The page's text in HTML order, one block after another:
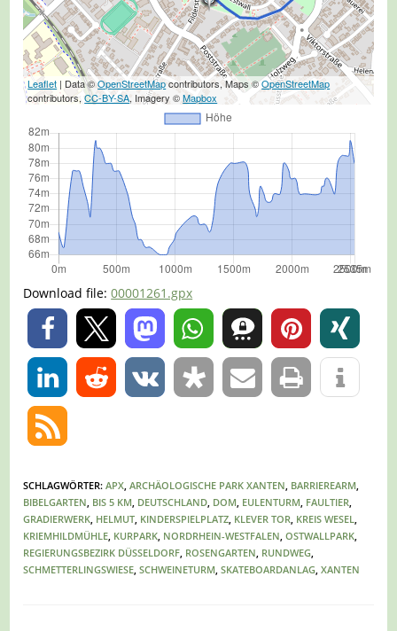
Leaflet | Data ©OpenStreetMapcontributors, Maps ©OpenStreetMap
contributors,CC-BY-SA, Imagery ©Mapbox
Download file:00001261.gpx
0
0
SCHLAGWÖRTER:APX, ARCHÄOLOGISCHE PARK XANTEN, BARRIEREARM,
BIBELGARTEN, BIS 5 KM, DEUTSCHLAND, DOM, EULENTURM, FAULTIER,
GRADIERWERK, HELMUT, KINDERSPIELPLATZ, KLEVER TOR, KREIS WESEL,
KRIEMHILDMÜHLE, KURPARK, NORDRHEIN-WESTFALEN, OSTWALLPARK,
REGIERUNGSBEZIRK DÜSSELDORF, ROSENGARTEN, RUNDWEG,
SCHMETTERLINGSWIESE, SCHWEINETURM, SKATEBOARDANLAG, XANTEN